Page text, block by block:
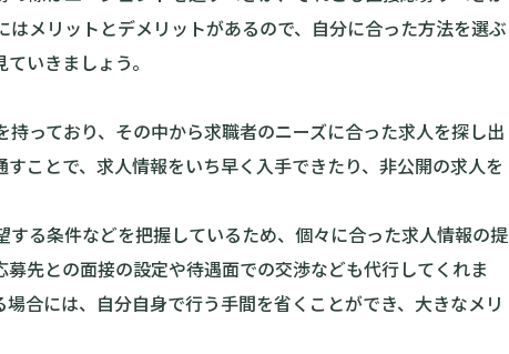
メリットとデメリットがあるので、自分に合った方法を選ぶ
いきましょう。
っており、その中から求職者のニーズに合った求人を探し出
ことで、求人情報をいち早く入手できたり、非公開の求人を
る条件などを把握しているため、個々に合った求人情報の提
先との面接の設定や待遇面での交渉なども代行してくれま
合には、自分自身で行う手間を省くことができ、大きなメリ